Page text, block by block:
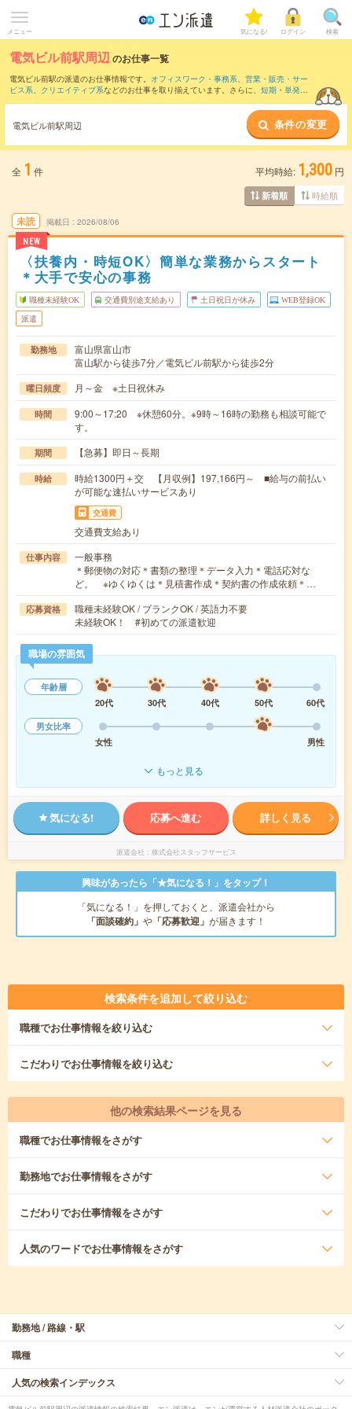
メニュー 気になる! ログイン 検索
電気ビル前駅周辺のお仕事一覧
電気ビル前駅の派遣のお仕事情報です。 オフィスワーク・事務系、 営業・販売・サー
ビス系、 クリエイティブ系などのお仕事を取り揃えています。さらに、 短期 ・ 単発な
また、富山駅・越中八尾駅
など近隣駅のお仕事もご
確認いただけます。
電気ビル前駅周辺 条件の変更
全 1 件 平均時給: 1,300 円
新着順 時給順
未読
NEW
掲載日 2026/08/06
〈扶養内・時短OK〉簡単な業務からスタート
＊大手で安心の事務
職種未経験OK 交通費別途支給あり 土日祝日が休み WEB登録OK
派遣
勤務地
富山県富山市
富山駅から徒歩7分／電気ビル前駅から徒歩2分
曜日頻度 月～金 ※土日祝休み
時間
9:00～17:20 ※休憩60分。※9時～16時の勤務も相談可能で
す。
期間 【急募】即日～長期
時給
時給1300円＋交 【月収例】197,166円～ ■給与の前払い
が可能な速払いサービスあり
交通費
交通費支給あり
仕事内容
一般事務
＊郵便物の対応＊書類の整理＊データ入力＊電話応対な
ど。 ※ゆくゆくは＊見積書作成＊契約書の作成依頼＊…
応募資格
職種未経験OK / ブランクOK / 英語力不要
未経験OK！ #初めての派遣歓迎
職場の雰囲気
年齢層
20代
30代 40代 50代
60代
男女比率
女性
男性
もっと見る
気になる! 応募へ進む 詳しく見る
派遣会社 株式会社スタッフサービス
興味があったら「★気になる！」をタップ！
「気になる！」を押しておくと、派遣会社から
「面談確約」 や 「応募歓迎」 が届きます！
検索条件を追加して絞り込む
職種でお仕事情報を絞り込む
こだわりでお仕事情報を絞り込む
他の検索結果ページを見る
職種でお仕事情報をさがす
勤務地でお仕事情報をさがす
こだわりでお仕事情報をさがす
人気のワードでお仕事情報をさがす
勤務地 / 路線・駅
職種
人気の検索インデックス